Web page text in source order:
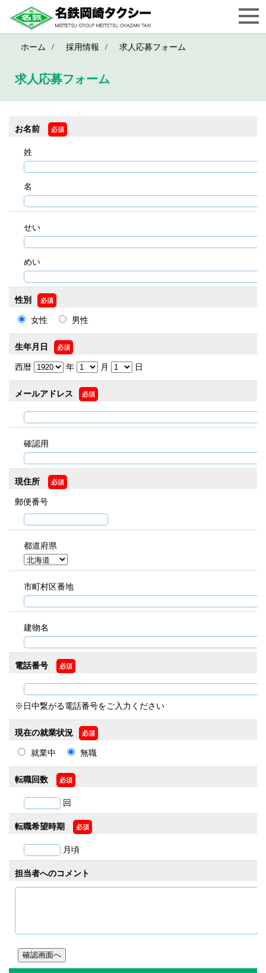
ホーム 採用情報 求人応募フォーム
求人応募フォーム
お名前 必須
姓
名
せい
めい
性別 必須
女性 男性
生年月日 必須
西暦 年 月 日
メールアドレス 必須
確認用
現住所 必須
郵便番号
都道府県
市町村区番地
建物名
電話番号 必須
※日中繋がる電話番号をご入力ください
現在の就業状況 必須
就業中 無職
転職回数 必須
回
転職希望時期 必須
月頃
担当者へのコメント